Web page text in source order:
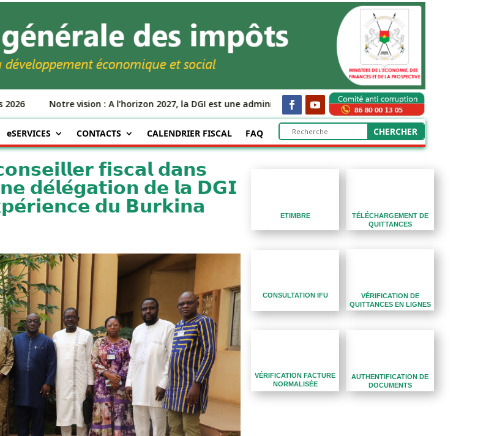
Notre vision : A l’horizon 2027, la DGI est une administration fiscale de services, moderne, performante
eSERVICES CONTACTS CALENDRIER FISCAL FAQ
𝗳𝗶𝘀𝗰𝗮𝗹 𝗱𝗮𝗻𝘀
𝗱𝗲́𝗹𝗲́𝗴𝗮𝘁𝗶𝗼𝗻 𝗱𝗲 𝗹𝗮 𝗗𝗚𝗜
𝗱𝘂 𝗕𝘂𝗿𝗸𝗶𝗻𝗮 ETIMBRE
CONSULTATION IFU
VÉRIFICATION FACTURE
NORMALISÉE
TÉLÉCHARGEMENT DE
QUITTANCES
VÉRIFICATION DE
QUITTANCES EN LIGNES
AUTHENTIFICATION DE
DOCUMENTS